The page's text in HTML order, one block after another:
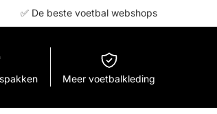
✅ De beste voetbal webshops
Meer voetbalkleding